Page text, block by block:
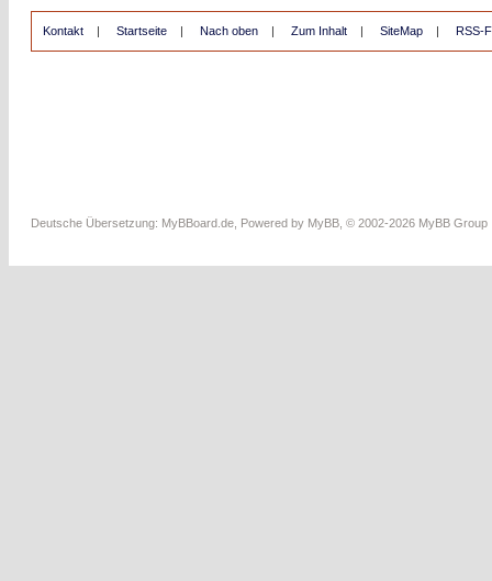
Kontakt | Startseite | Nach oben | Zum Inhalt | SiteMap | RSS-
Deutsche Übersetzung: MyBBoard.de , Powered by MyBB , © 2002-2026 MyBB Group